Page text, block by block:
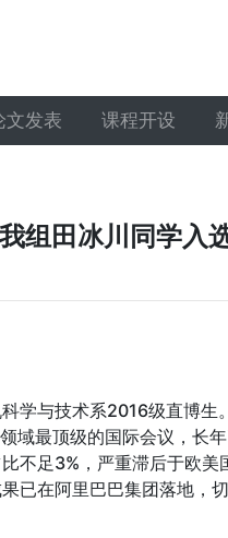
文发表 课程开设
组田冰川同学入
与技术系2016级直博生
域最顶级的国际会议，长
不足3%，严重滞后于欧
已在阿里巴巴集团落地，